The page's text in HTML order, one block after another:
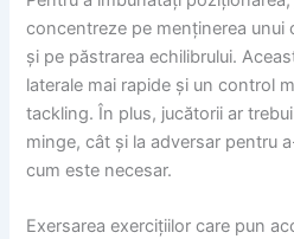
concentreze pe menținerea unui
și pe păstrarea echilibrului.
laterale mai rapide și un control
tackling. În plus, jucătorii ar
minge, cât și la adversar pentru
cum este necesar.
Exersarea exercițiilor care pun